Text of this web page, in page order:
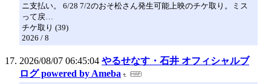
ニ支払い。 6/28 7/2のおそ松さん発生可能上映のチケ取り。ミス
って戻…
チケ取り (39)
2026 / 8
2026/08/07 06:45:04 やるせなす・石井 オフィシャルブ
ログ powered by Ameba